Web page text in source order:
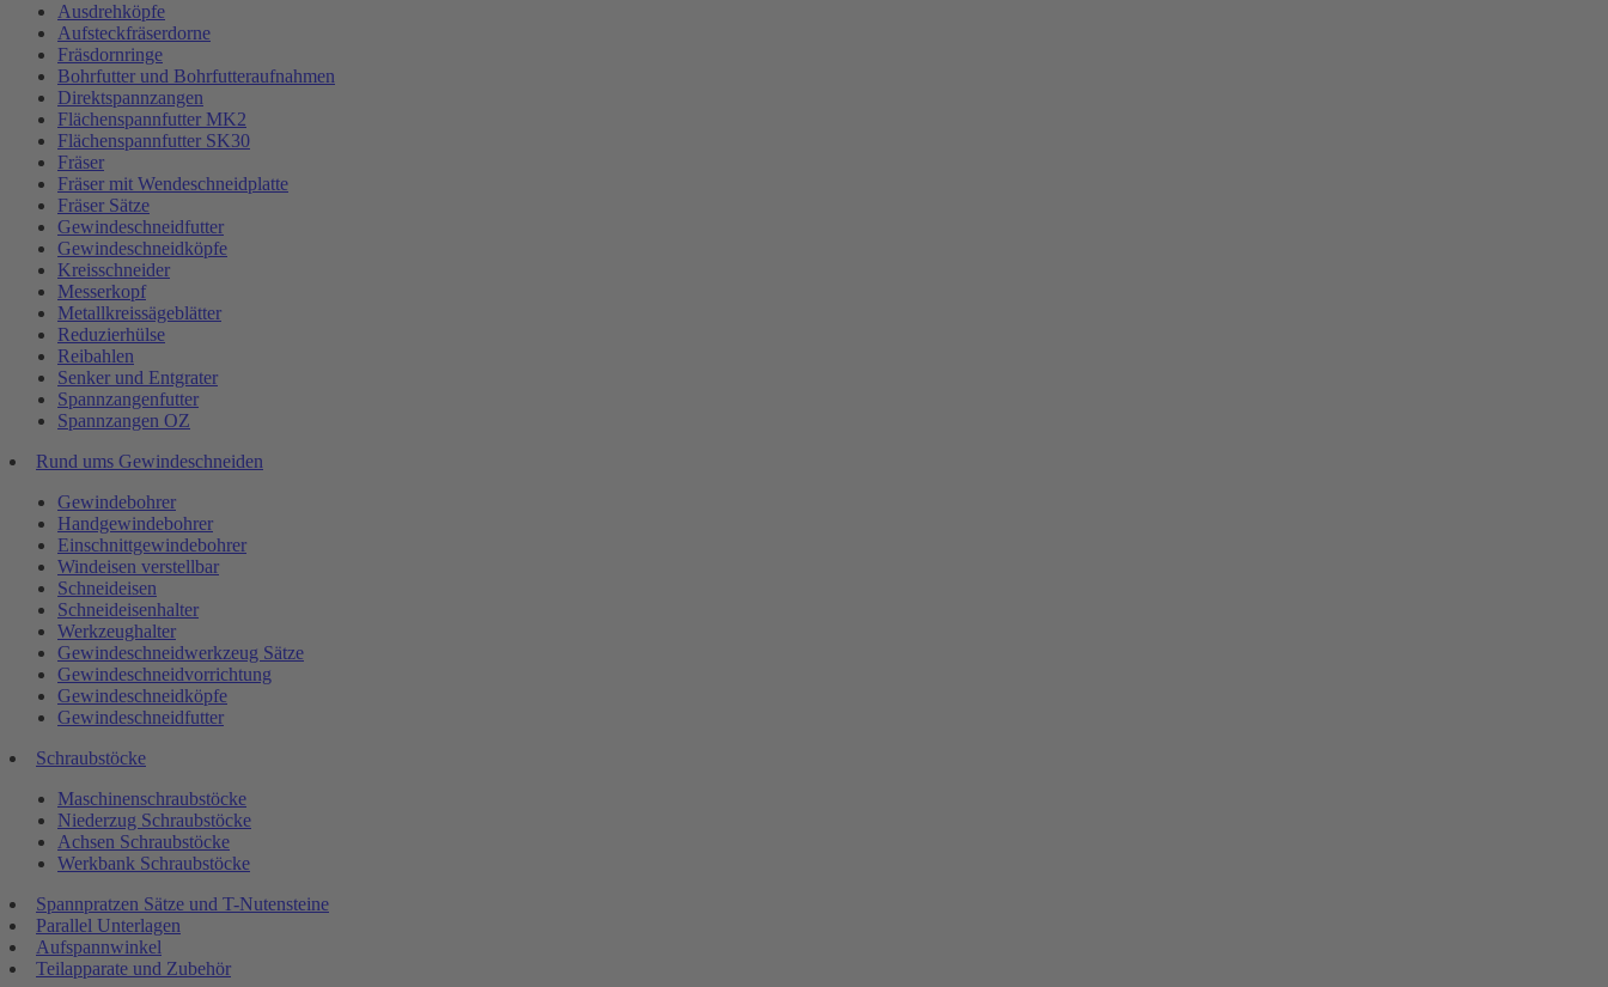
Ausdrehköpfe
Aufsteckfräserdorne
Fräsdornringe
Bohrfutter und Bohrfutteraufnahmen
Direktspannzangen
Flächenspannfutter MK2
Flächenspannfutter SK30
Fräser
Fräser mit Wendeschneidplatte
Fräser Sätze
Gewindeschneidfutter
Gewindeschneidköpfe
Kreisschneider
Messerkopf
Metallkreissägeblätter
Reduzierhülse
Reibahlen
Senker und Entgrater
Spannzangenfutter
Spannzangen OZ
Rund ums Gewindeschneiden
Gewindebohrer
Handgewindebohrer
Einschnittgewindebohrer
Windeisen verstellbar
Schneideisen
Schneideisenhalter
Werkzeughalter
Gewindeschneidwerkzeug Sätze
Gewindeschneidvorrichtung
Gewindeschneidköpfe
Gewindeschneidfutter
Schraubstöcke
Maschinenschraubstöcke
Niederzug Schraubstöcke
Achsen Schraubstöcke
Werkbank Schraubstöcke
Spannpratzen Sätze und T-Nutensteine
Parallel Unterlagen
Aufspannwinkel
Teilapparate und Zubehör